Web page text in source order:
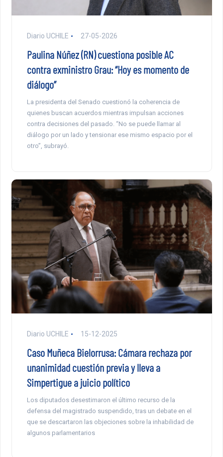
Diario UCHILE 27-05-2026
Paulina Núñez (RN) cuestiona posible AC
contra exministro Grau: “Hoy es momento de
diálogo”
La presidenta del Senado cuestionó la coherencia de
quienes buscan acuerdos mientras impulsan acciones
contra decisiones del pasado. “No se puede llamar al
diálogo por un lado y tensionar ese mismo espacio por el
otro”, subrayó.
Diario UCHILE 15-12-2025
Caso Muñeca Bielorrusa: Cámara rechaza por
unanimidad cuestión previa y lleva a
Simpertigue a juicio político
Los diputados desestimaron el último recurso de la
defensa del magistrado suspendido, tras un debate en el
que se descartaron las objeciones sobre la inhabilidad de
algunos parlamentarios